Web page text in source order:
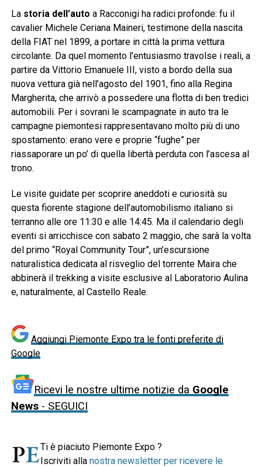
La storia dell’auto a Racconigi ha radici profonde: fu il
cavalier Michele Ceriana Maineri, testimone della nascita
della FIAT nel 1899, a portare in città la prima vettura
circolante. Da quel momento l’entusiasmo travolse i reali, a
partire da Vittorio Emanuele III, visto a bordo della sua
nuova vettura già nell’agosto del 1901, fino alla Regina
Margherita, che arrivò a possedere una flotta di ben tredici
automobili. Per i sovrani le scampagnate in auto tra le
campagne piemontesi rappresentavano molto più di uno
spostamento: erano vere e proprie “fughe” per
riassaporare un po’ di quella libertà perduta con l’ascesa al
trono.
Le visite guidate per scoprire aneddoti e curiosità su
questa fiorente stagione dell’automobilismo italiano si
terranno alle ore 11:30 e alle 14:45. Ma il calendario degli
eventi si arricchisce con sabato 2 maggio, che sarà la volta
del primo “Royal Community Tour”, un’escursione
naturalistica dedicata al risveglio del torrente Maira che
abbinerà il trekking a visite esclusive al Laboratorio Aulina
e, naturalmente, al Castello Reale.
Aggiungi Piemonte Expo tra le fonti preferite di
Google
Ricevi le nostre ultime notizie da Google
News- SEGUICI
Ti è piaciuto Piemonte Expo ?
Iscriviti alla nostra newsletter per ricevere le